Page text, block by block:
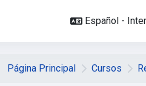
Español -
Página Principal Cursos